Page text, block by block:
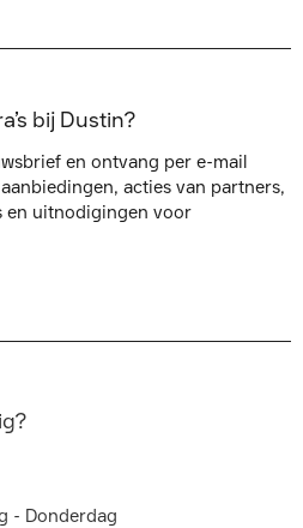
bij Dustin?
en ontvang per e-mail
acties van partners,
en uitnodigingen voor
- Donderdag